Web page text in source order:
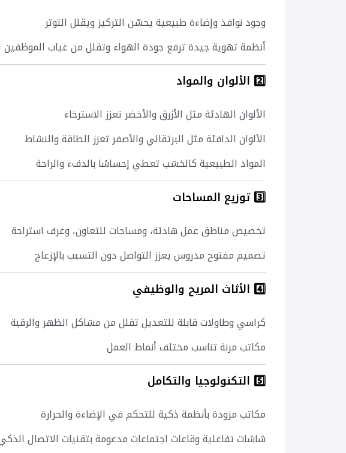
وجود نوافذ وإضاءة طبيعية يحسّن التركيز ويقلل التوتر
أنظمة تهوية جيدة ترفع جودة الهواء وتقلل من غياب
2️⃣ الألوان والمواد
الألوان الهادئة مثل الأزرق والأخضر تعزز الاسترخاء
الألوان الدافئة مثل البرتقالي والأصفر تعزز الطاقة والنشاط
المواد الطبيعية كالخشب تعطي إحساسًا بالدفء والراحة
3️⃣ توزيع المساحات
تخصيص مناطق عمل هادئة، ومساحات للتعاون، وغرف استراحة
تصميم مفتوح مدروس يعزز التواصل دون التسبب بالإزعاج
4️⃣ الأثاث المريح والوظيفي
كراسي وطاولات قابلة للتعديل تقلل من مشاكل الظهر والرقبة
مكاتب مرنة تناسب مختلف أنماط العمل
5️⃣ التكنولوجيا والتكامل
مكاتب مزودة بأنظمة ذكية للتحكم في الإضاءة والحرارة
شاشات تفاعلية وقاعات اجتماعات مدعومة بتقنيات الاتصال